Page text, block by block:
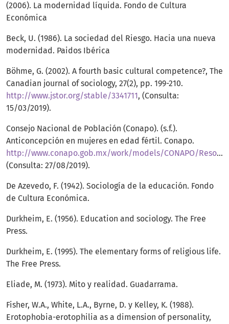
(2006). La modernidad líquida. Fondo de Cultura
Económica
Beck, U. (1986). La sociedad del Riesgo. Hacia una nueva
modernidad. Paidos Ibérica
Böhme, G. (2002). A fourth basic cultural competence?, The
Canadian journal of sociology, 27(2), pp. 199-210.
http://www.jstor.org/stable/3341711, (Consulta:
15/03/2019).
Consejo Nacional de Población (Conapo). (s.f.).
Anticoncepción en mujeres en edad fértil. Conapo.
http://www.conapo.gob.mx/work/models/CONAPO/Resource/216/1/images/4Anticoncepcionen.pdf
(Consulta: 27/08/2019).
De Azevedo, F. (1942). Sociología de la educación. Fondo
de Cultura Económica.
Durkheim, E. (1956). Education and sociology. The Free
Press.
Durkheim, E. (1995). The elementary forms of religious life.
The Free Press.
Eliade, M. (1973). Mito y realidad. Guadarrama.
Fisher, W.A., White, L.A., Byrne, D. y Kelley, K. (1988).
Erotophobia-erotophilia as a dimension of personality,